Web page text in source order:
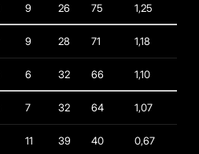
9 26 75 1,25
9 28 71 1,18
6 32 66 1,10
7 32 64 1,07
11 39 40 0,67